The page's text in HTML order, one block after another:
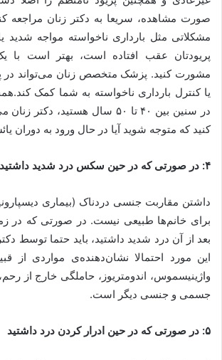
صورت مشاهده‌، سریعا به دکتر زنان مراجعه
مشکلاتی مثل بارداری ناخواسته مواجه شدید
پریودتان عقب افتاده است، بهتر است با
مشورت کنید. پزشک متخصص زنان می‌تواند در
یا کنترل بارداری ناخواسته به شما کمک
در سنین بین ۴۰ تا ۵۰ سال هستید،
کنید که متوجه شوید آیا در حال ورود به دوران
۴: در صورتی که در حین سکس درد شدید داشتید
برای خانم‌ها طبیعی نیست. در صورتی که در
بعد از آن درد شدید داشتید، باید حتما توسط
این مورد احتمالا نشان‌دهنده‌ی مواردی از
واژینیسموس، اندومتریوز، حاملگی خارج از
جسمی و جنسی دیگر است.
۵: در صورتی که در حین ادرار کردن درد داشتید